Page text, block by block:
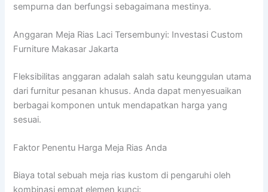
sempurna dan berfungsi sebagaimana mestinya.
Anggaran Meja Rias Laci Tersembunyi: Investasi Custom
Furniture Makasar Jakarta
Fleksibilitas anggaran adalah salah satu keunggulan utama
dari furnitur pesanan khusus. Anda dapat menyesuaikan
berbagai komponen untuk mendapatkan harga yang
sesuai.
Faktor Penentu Harga Meja Rias Anda
Biaya total sebuah meja rias kustom di pengaruhi oleh
kombinasi empat elemen kunci: